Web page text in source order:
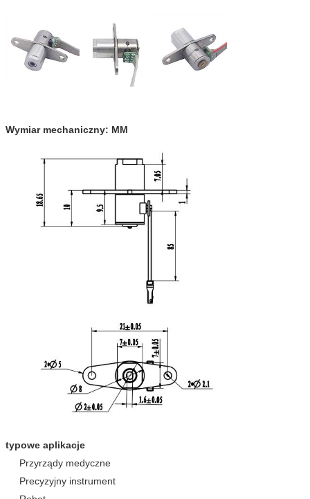
Wymiar mechaniczny: MM
typowe aplikacje
Przyrządy medyczne
Precyzyjny instrument